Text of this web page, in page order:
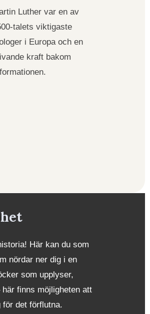
Luther var en av
talets viktigaste
i Europa och en
kraft bakom
Här kan du som
nördar ner dig i en
som upplyser,
finns möjligheten att
för det förflutna.